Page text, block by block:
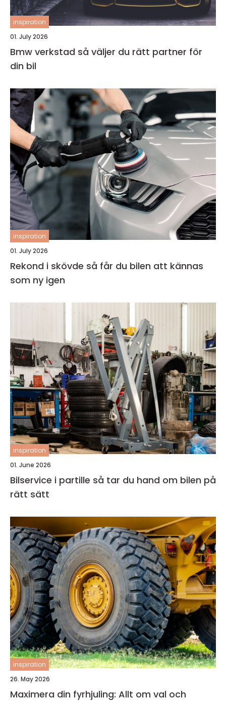
inspiration
01. July 2026
Bmw verkstad så väljer du rätt partner för
din bil
inspiration
01. July 2026
Rekond i skövde så får du bilen att kännas
som ny igen
inspiration
01. June 2026
Bilservice i partille så tar du hand om bilen på
rätt sätt
inspiration
26. May 2026
Maximera din fyrhjuling: Allt om val och